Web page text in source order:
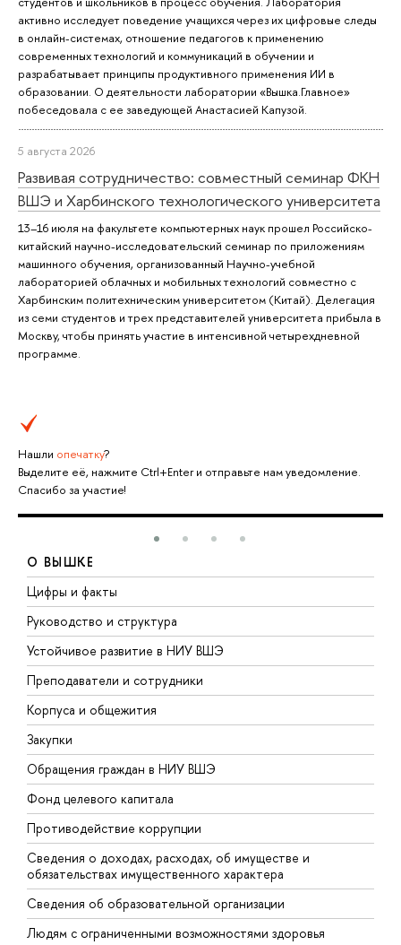
активно исследует поведение учащихся через их цифровые следы
в онлайн-системах, отношение педагогов к применению
современных технологий и коммуникаций в обучении и
разрабатывает принципы продуктивного применения ИИ в
образовании. О деятельности лаборатории «Вышка.Главное»
побеседовала с ее заведующей Анастасией Капузой.
5 августа 2026
Развивая сотрудничество: совместный семинар ФКН
ВШЭ и Харбинского технологического университета
13–16 июля на факультете компьютерных наук прошел Российско-
китайский научно-исследовательский семинар по приложениям
машинного обучения, организованный Научно-учебной
лабораторией облачных и мобильных технологий совместно с
Харбинским политехническим университетом (Китай). Делегация
из семи студентов и трех представителей университета прибыла в
Москву, чтобы принять участие в интенсивной четырехдневной
программе.
Нашли опечатку?
Выделите её, нажмите Ctrl+Enter и отправьте нам уведомление.
Спасибо за участие!
О ВЫШКЕ
Цифры и факты
Руководство и структура
Устойчивое развитие в НИУ ВШЭ
Преподаватели и сотрудники
Корпуса и общежития
Закупки
Обращения граждан в НИУ ВШЭ
Фонд целевого капитала
Противодействие коррупции
Сведения о доходах, расходах, об имуществе и
обязательствах имущественного характера
Сведения об образовательной организации
Людям с ограниченными возможностями здоровья